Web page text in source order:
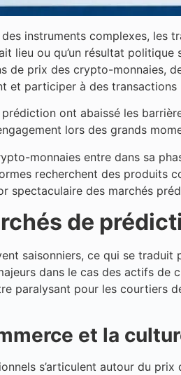
des instruments complexes,
lieu ou qu’un résultat
prix des crypto-monnaies,
et participer à des transactions
ont abaissé les
lors des grands
monnaies entre dans sa
recherchent des produits
spectaculaire des marchés
de
saisonniers, ce qui se
dans le cas des actifs de
paralysant pour les courtiers
et la
s’articulent autour du